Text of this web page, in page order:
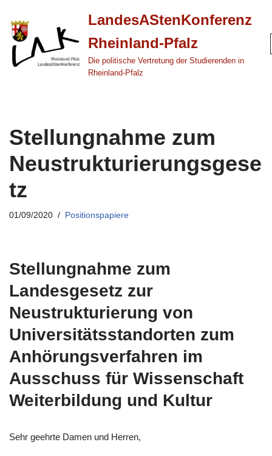
Zum
Inhalt
springen
LandesAStenKonferenz
Rheinland-Pfalz
Die politische Vertretung der Studierenden in
Rheinland-Pfalz
Stellungnahme zum
Neustrukturierungsgese
tz
01/09/2020 Positionspapiere
Stellungnahme zum
Landesgesetz zur
Neustrukturierung von
Universitätsstandorten zum
Anhörungsverfahren im
Ausschuss für Wissenschaft
Weiterbildung und Kultur
Sehr geehrte Damen und Herren,